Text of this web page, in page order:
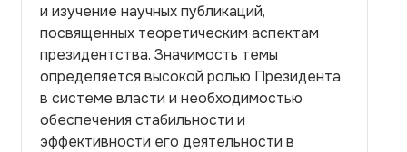
и изучение научных публикаций,
посвященных теоретическим аспектам
президентства. Значимость темы
определяется высокой ролью Президента
в системе власти и необходимостью
обеспечения стабильности и
эффективности его деятельности в